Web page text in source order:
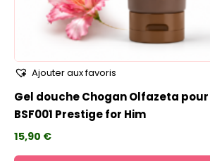
Ajouter aux favoris
Gel douche Chogan Olfazeta
BSF001 Prestige for Him
15,90 €